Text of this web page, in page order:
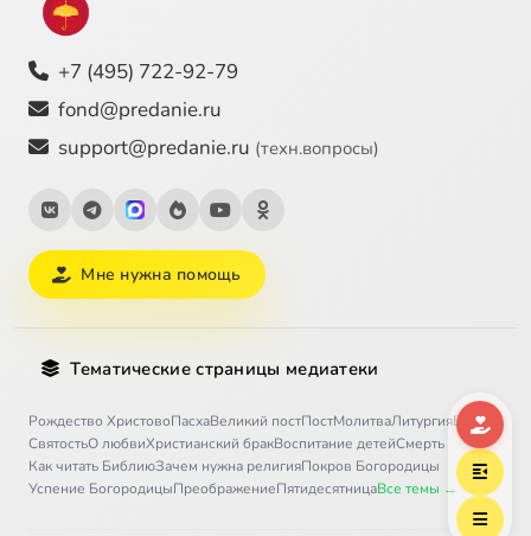
+7 (495) 722-92-79
fond@predanie.ru
support@predanie.ru (техн.вопросы)
Мне нужна помощь
Тематические страницы медиатеки
Рождество ХристовоПасхаВеликий постПостМолитваЛитургияБог
СвятостьО любвиХристианский бракВоспитание детейСмерть
Как читать БиблиюЗачем нужна религияПокров Богородицы
Успение БогородицыПреображениеПятидесятницаВсе темы →